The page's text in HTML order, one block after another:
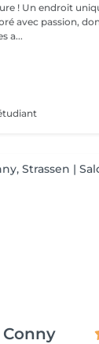
! Un endroit
avec passion,
a...